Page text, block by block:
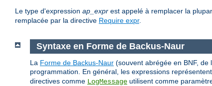
Le type d'expression ap_expr est appelé à remplacer la
remplacée par la directive Require expr.
Syntaxe en Forme de Backus-Naur
La Forme de Backus-Naur (souvent abrégée en BNF,
programmation. En général, les expressions
directives comme LogMessage utilisent comme